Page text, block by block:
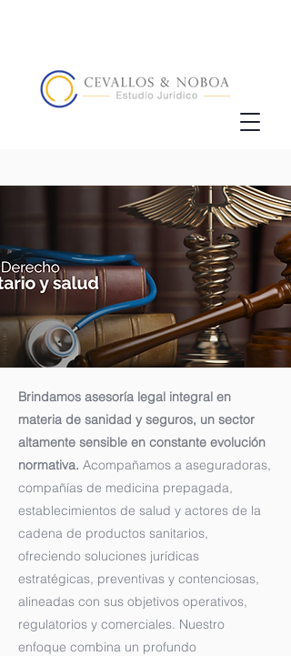
Brindamos asesoría legal integral en
materia de sanidad y seguros, un sector
altamente sensible en constante evolución
normativa. Acompañamos a aseguradoras,
compañías de medicina prepagada,
establecimientos de salud y actores de la
cadena de productos sanitarios,
ofreciendo soluciones jurídicas
estratégicas, preventivas y contenciosas,
alineadas con sus objetivos operativos,
regulatorios y comerciales. Nuestro
enfoque combina un profundo